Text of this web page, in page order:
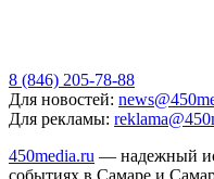
8 (846) 205-78-88
Для новостей:
Для рекламы:
450media.ru — надежный